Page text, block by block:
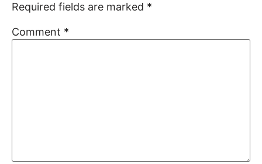
Required fields are marked *
Comment *